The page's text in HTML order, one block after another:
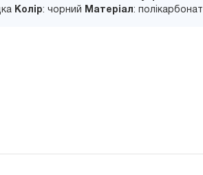
Колір: чорний Матеріал: полікарбонат